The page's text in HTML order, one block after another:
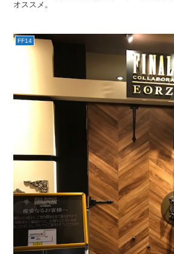
オススメ。
FF14